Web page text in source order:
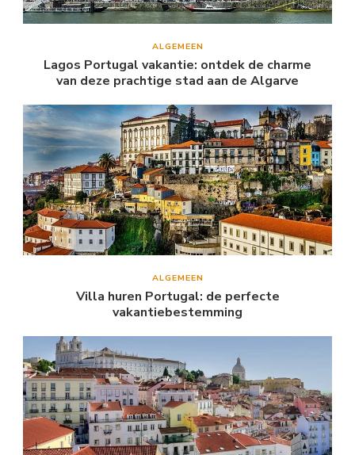
ALGEMEEN
Lagos Portugal vakantie: ontdek de charme
van deze prachtige stad aan de Algarve
ALGEMEEN
Villa huren Portugal: de perfecte
vakantiebestemming